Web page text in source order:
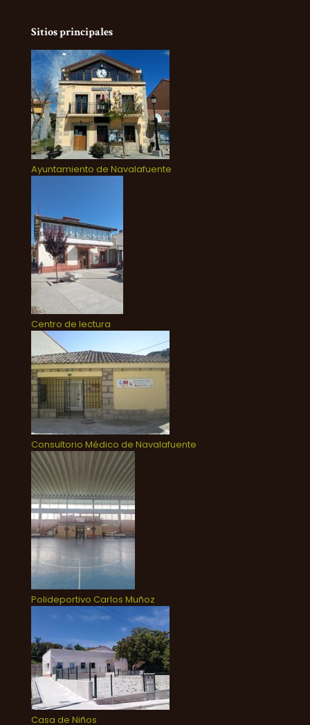
Sitios principales
Ayuntamiento de Navalafuente
Centro de lectura
Consultorio Médico de Navalafuente
Polideportivo Carlos Muñoz
Casa de Niños